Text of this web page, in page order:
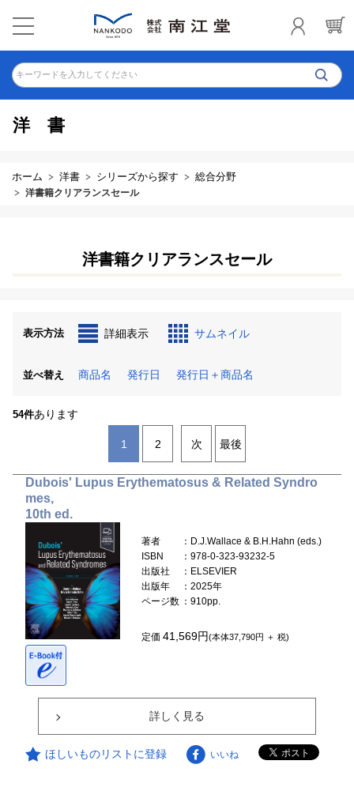
キーワードを入力してください
洋書
ホーム 洋書 シリーズから探す 総合分野
洋書籍クリアランスセール
洋書籍クリアランスセール
表示方法 詳細表示 サムネイル
並べ替え 商品名 発行日 発行日＋商品名
54件あります
1 2 次 最後
Dubois' Lupus Erythematosus & Related Syndro
mes,
10th ed.
著者
：D.J.Wallace & B.H.Hahn (eds.)
ISBN
：978-0-323-93232-5
出版社
：ELSEVIER
出版年
：2025年
ページ数 ：910pp.
定価41,569円(本体37,790円 ＋ 税)
詳しく見る
ほしいものリストに登録 いいね